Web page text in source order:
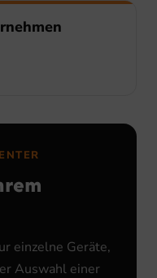
einzelne Geräte,
Auswahl einer